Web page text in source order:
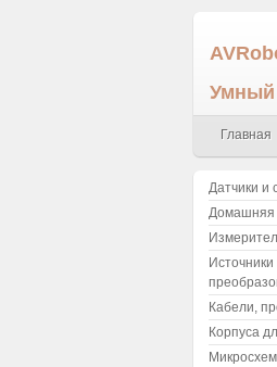
Главная
Датчики и
Домашняя
Кабели,
Корпуса